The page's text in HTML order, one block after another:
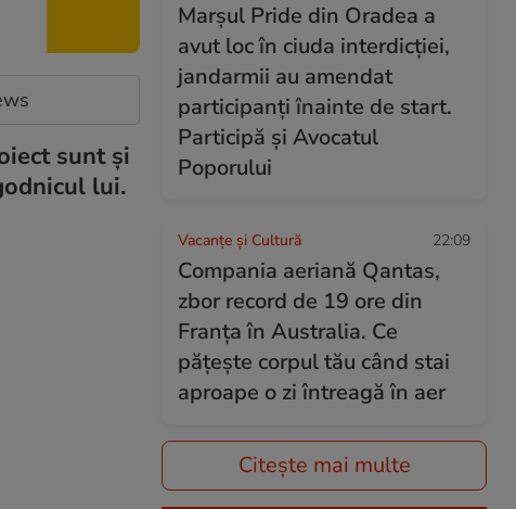
sunt și
lui.
Marșul Pride din Oradea a
avut loc în ciuda interdicției,
jandarmii au amendat
participanți înainte de start.
Participă și Avocatul
Poporului
Vacanțe și Cultură 22:09
Compania aeriană Qantas,
zbor record de 19 ore din
Franța în Australia. Ce
pățește corpul tău când stai
aproape o zi întreagă în aer
Citește mai multe